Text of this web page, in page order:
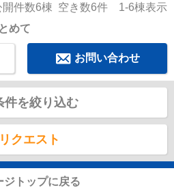
件数6棟 空き数6件 1-6棟表示
めて
お問い合わせ
件を絞り込む
クエスト
ジトップに戻る